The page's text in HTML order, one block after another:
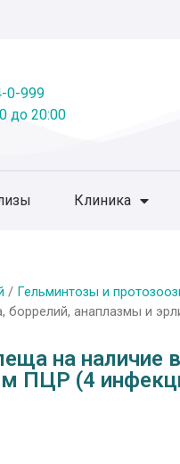
0-999
до 20:00
Клиника
/ Гельминтозы и
боррелий, анаплазмы и
на наличие
ПЦР (4